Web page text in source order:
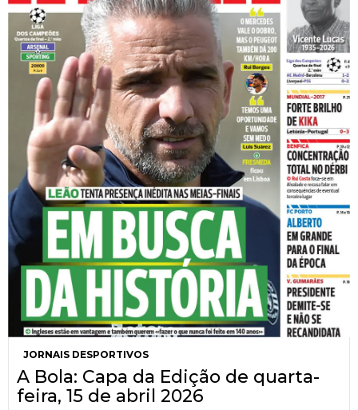
JORNAIS DESPORTIVOS
A Bola: Capa da Edição de quarta-
feira, 15 de abril 2026